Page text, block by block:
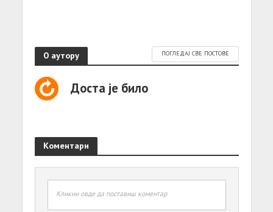
О аутору ПОГЛЕДАЈ СВЕ ПОСТОВЕ
Доста је било
Коментари
Кликни овде да поставиш коментар